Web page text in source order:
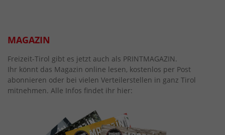
MAGAZIN
Freizeit-Tirol gibt es jetzt auch als PRINTMAGAZIN.
Ihr könnt das Magazin online lesen, kostenlos per Post
abonnieren oder bei vielen Verteilerstellen in ganz Tirol
mitnehmen. Alle Infos findet ihr hier: